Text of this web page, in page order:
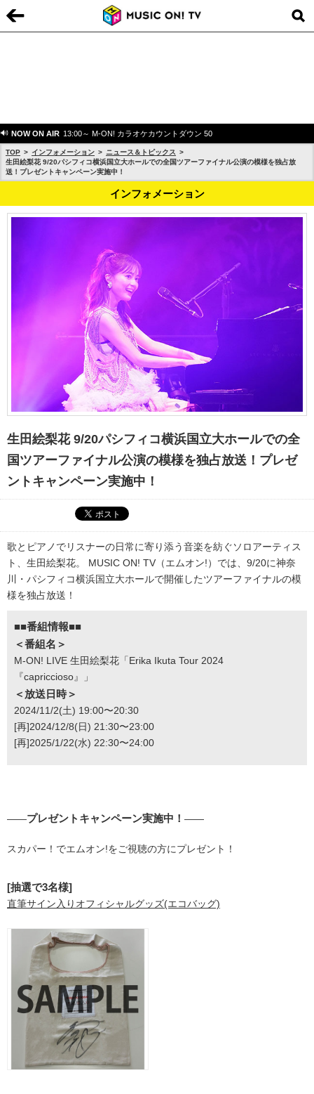
NOW ON AIR 13:00～ M-ON! カラオケカウントダウン 50
TOP インフォメーション
ニュース＆トピックス
生田絵梨花 9/20パシフィコ横浜国立大ホールでの全国ツアーファイナル公演の模様を独占放
送！プレゼントキャンペーン実施中！
インフォメーション
生田絵梨花 9/20パシフィコ横浜国立大ホールでの全
国ツアーファイナル公演の模様を独占放送！プレゼ
ントキャンペーン実施中！
歌とピアノでリスナーの日常に寄り添う音楽を紡ぐソロアーティス
ト、生田絵梨花。 MUSIC ON! TV（エムオン!）では、9/20に神奈
川・パシフィコ横浜国立大ホールで開催したツアーファイナルの模
様を独占放送！
■■番組情報■■
＜番組名＞
M-ON! LIVE 生田絵梨花「Erika Ikuta Tour 2024
『capriccioso』」
＜放送日時＞
2024/11/2(土) 19:00〜20:30
[再]2024/12/8(日) 21:30〜23:00
[再]2025/1/22(水) 22:30〜24:00
――プレゼントキャンペーン実施中！ ――
スカパー！でエムオン!をご視聴の方にプレゼント！
[抽選で3名様]
直筆サイン入りオフィシャルグッズ(エコバッグ)